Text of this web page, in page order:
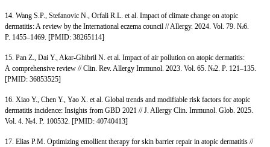
14. Wang S.P., Stefanovic N., Orfali R.L. et al. Impact of climate change on atopic
dermatitis: A review by the International eczema council // Allergy. 2024. Vol. 79. №6.
P. 1455–1469. [PMID: 38265114]
15. Pan Z., Dai Y., Akar-Ghibril N. et al. Impact of air pollution on atopic dermatitis:
A comprehensive review // Clin. Rev. Allergy Immunol. 2023. Vol. 65. №2. P. 121–135.
[PMID: 36853525]
16. Xiao Y., Chen Y., Yao X. et al. Global trends and modifiable risk factors for atopic
dermatitis incidence: Insights from GBD 2021 // J. Allergy Clin. Immunol. Glob. 2025.
Vol. 4. №4. P. 100532. [PMID: 40740413]
17. Elias P.M. Optimizing emollient therapy for skin barrier repair in atopic dermatitis //